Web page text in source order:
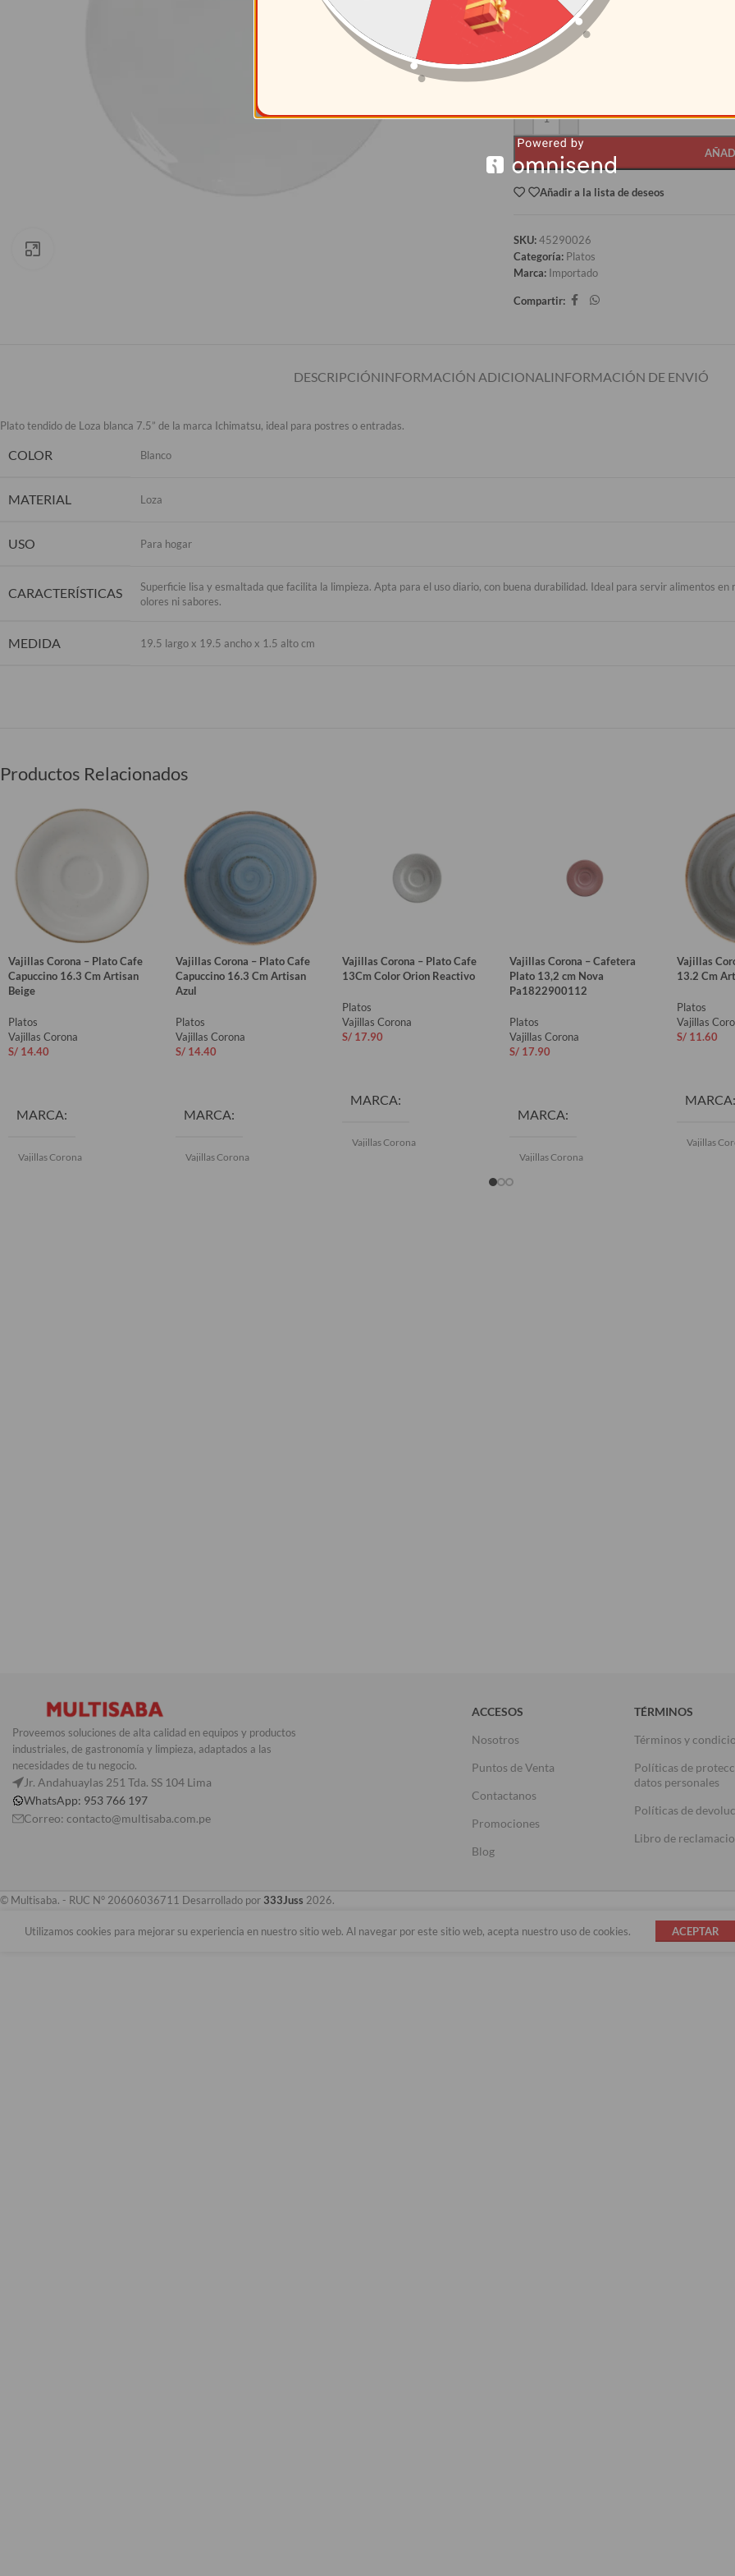
CANTIDAD
12+
Añadir a la lista de deseos
SKU:45290026
Categoría: Platos
Marca: Importado
Compartir:
DESCRIPCIÓNINFORMACIÓN ADICIONAL INFORMACIÓN DE ENVIÓ
Plato tendido de Loza blanca 7.5” de la marca Ichimatsu, ideal para postres o entradas.
COLOR Blanco
MATERIAL Loza
USO Para hogar
CARACTERÍSTICAS
Superficie lisa y esmaltada que facilita la limpieza. Apta para el uso diario, con buena durabilidad. Ideal para servir alimentos
olores ni sabores.
MEDIDA 19.5 largo x 19.5 ancho x 1.5 alto cm
Productos Relacionados
Vajillas Corona – Plato Cafe
Capuccino 16.3 Cm Artisan
Beige
Platos
Vajillas Corona
S/ 14.40
MARCA
Vajillas Corona
Vajillas Corona – Plato Cafe
Capuccino 16.3 Cm Artisan
Azul
Platos
Vajillas Corona
S/14.40
MARCA
Vajillas Corona
Vajillas Corona – Plato Cafe
13Cm Color Orion Reactivo
Platos
Vajillas Corona
S/ 17.90
MARCA
Vajillas Corona
Vajillas Corona – Cafetera
Plato 13,2 cm Nova
Pa1822900112
Platos
Vajillas Corona
S/17.90
MARCA
Vajillas Corona
Vajillas
13.2 Cm
Platos
Vajillas
S/11.60
MARCA
Vajillas
Proveemos soluciones de alta calidad en equipos y productos
industriales, de gastronomía y limpieza, adaptados a las
necesidades de tu negocio.
Jr. Andahuaylas 251 Tda. SS 104 Lima
WhatsApp: 953 766 197
Correo: contacto@multisaba.com.pe
ACCESOS
Nosotros
Puntos de Venta
Contactanos
Promociones
Blog
TÉRMINOS
Términos y
Políticas de
datos personales
Políticas de
Libro de
© Multisaba. - RUC N° 20606036711 Desarrollado por 333Juss 2026.
Utilizamos cookies para mejorar su experiencia en nuestro sitio web. Al navegar por este sitio web, acepta nuestro uso de cookies. ACEPTAR